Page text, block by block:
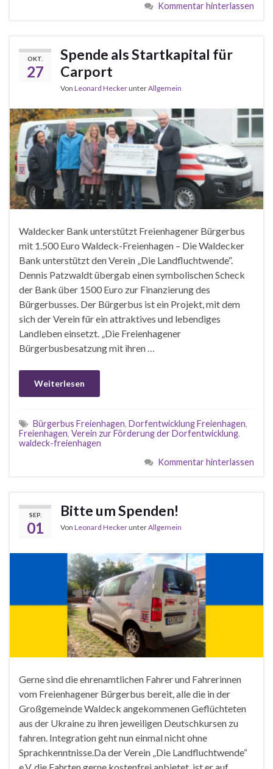
Kommentar hinterlassen
OKT.
27
Spende als Startkapital für
Carport
Von Leonard HeckerunterAllgemein
Waldecker Bank unterstützt Freienhagener Bürgerbus
mit 1.500 Euro Waldeck-Freienhagen – Die Waldecker
Bank unterstützt den Verein „Die Landfluchtwende“.
Dennis Patzwaldt übergab einen symbolischen Scheck
der Bank über 1500 Euro zur Finanzierung des
Bürgerbusses. Der Bürgerbus ist ein Projekt, mit dem
sich der Verein für ein attraktives und lebendiges
Landleben einsetzt. „Die Freienhagener
Bürgerbusbesatzung mit ihren …
Weiterlesen
Bürgerbus Freienhagen, Dorfentwicklung Freienhagen,
Freienhagen, Verein zur Förderung der Dorfentwicklung,
waldeck-freienhagen
Kommentar hinterlassen
SEP.
01
Bitte um Spenden!
Von Leonard HeckerunterAllgemein
Gerne sind die ehrenamtlichen Fahrer und Fahrerinnen
vom Freienhagener Bürgerbus bereit, alle die in der
Großgemeinde Waldeck angekommenen Geflüchteten
aus der Ukraine zu ihren jeweiligen Deutschkursen zu
fahren. Integration geht nun einmal nicht ohne
Sprachkenntnisse.Da der Verein „Die Landfluchtwende“
e.V. die Fahrten gerne kostenfrei anbietet, ist er auf